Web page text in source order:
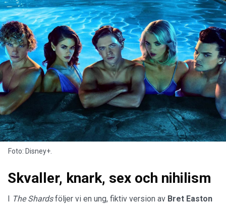
Foto: Disney+.
Skvaller, knark, sex och nihilism
I The Shardsföljer vi en ung, fiktiv version av Bret Easton